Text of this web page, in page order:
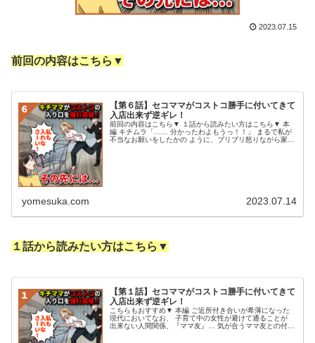
2023.07.15
前回の内容はこちら▼
【第６話】セコママがコストコ勝手に付いてきて
入店出来ず逆ギレ！
前回の内容はこちら▼ １話から読みたい方はこちら▼ 本
編 キチムラ「…… 分かったわよもうっ！！」 まるで私が
不当なお願いをしたかの ように、ブリブリ怒りながら家の
yomesuka.com 2023.07.14
１話から読みたい方はこちら▼
【第１話】セコママがコストコ勝手に付いてきて
入店出来ず逆ギレ！
こちらもおすすめ▼ 本編 ご近所付き合いが希薄になった
現代においてなお、 子育て中の女性が避けて通ることが
出来ない人間関係、『ママ友』… 気が合うママ友との付き